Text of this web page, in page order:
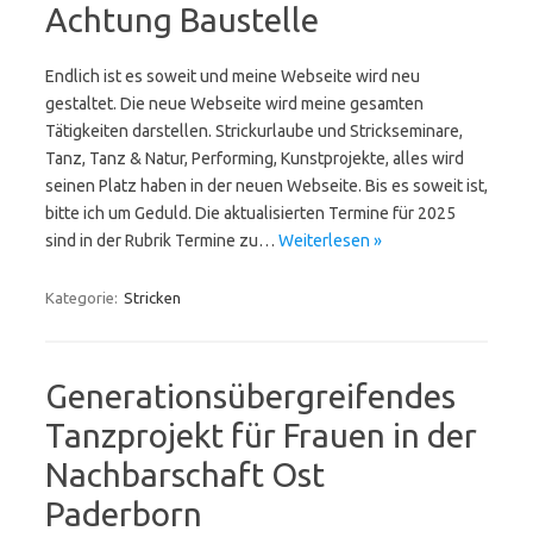
Achtung Baustelle
Endlich ist es soweit und meine Webseite wird neu
gestaltet. Die neue Webseite wird meine gesamten
Tätigkeiten darstellen. Strickurlaube und Strickseminare,
Tanz, Tanz & Natur, Performing, Kunstprojekte, alles wird
seinen Platz haben in der neuen Webseite. Bis es soweit ist,
bitte ich um Geduld. Die aktualisierten Termine für 2025
sind in der Rubrik Termine zu… Weiterlesen »
Kategorie: Stricken
Generationsübergreifendes
Tanzprojekt für Frauen in der
Nachbarschaft Ost
Paderborn